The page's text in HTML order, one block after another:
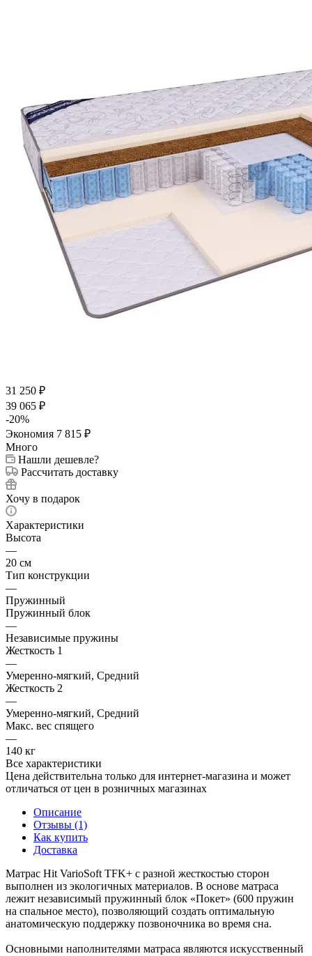
31 250 ₽
39 065 ₽
-20%
Экономия 7 815 ₽
Много
Нашли дешевле?
Рассчитать доставку
Хочу в подарок
Характеристики
Высота
—
20 см
Тип конструкции
—
Пружинный
Пружинный блок
—
Независимые пружины
Жесткость 1
—
Умеренно-мягкий, Средний
Жесткость 2
—
Умеренно-мягкий, Средний
Макс. вес спящего
—
140 кг
Все характеристики
Цена действительна только для интернет-магазина и может
отличаться от цен в розничных магазинах
Описание
Отзывы (1)
Как купить
Доставка
Матрас Hit VarioSoft TFK+ с разной жесткостью сторон
выполнен из экологичных материалов. В основе матраса
лежит независимый пружинный блок «Покет» (600 пружин
на спальное место), позволяющий создать оптимальную
анатомическую поддержку позвоночника во время сна.
Основными наполнителями матраса являются искусственный